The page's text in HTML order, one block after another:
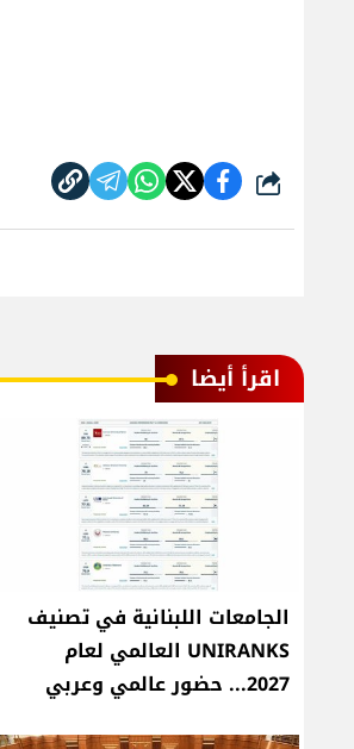
شارك
اقرأ أيضا
الجامعات اللبنانية في تصنيف
UNIRANKS العالمي لعام
2027... حضور عالمي وعربي